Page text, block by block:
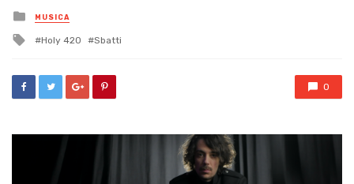
Posted
in
MUSICA
Tagged
Holy 420 Sbatti
0